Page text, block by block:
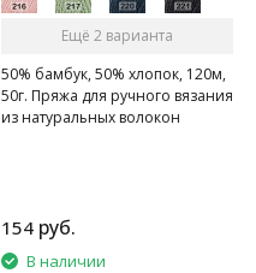
Ещё 2 варианта
50% бамбук, 50% хлопок, 120м,
50г. Пряжа для ручного вязания
из натуральных волокон
154 руб.
В наличии